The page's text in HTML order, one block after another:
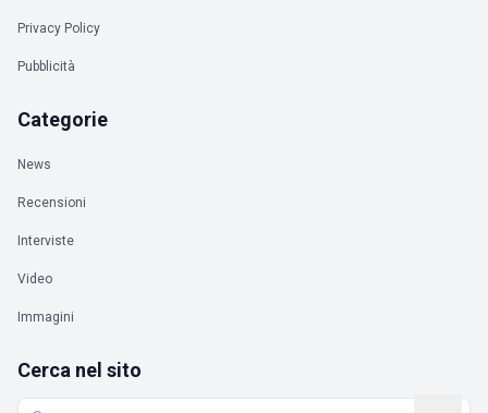
Privacy Policy
Pubblicità
Categorie
News
Recensioni
Interviste
Video
Immagini
Cerca nel sito